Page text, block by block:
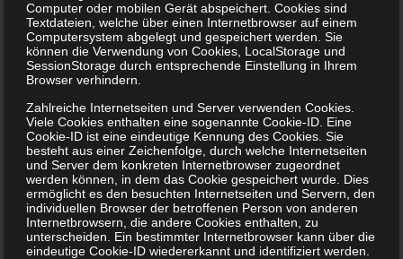
Computer oder mobilen Gerät abspeichert. Cookies sind
Textdateien, welche über einen Internetbrowser auf einem
Computersystem abgelegt und gespeichert werden. Sie
können die Verwendung von Cookies, LocalStorage und
SessionStorage durch entsprechende Einstellung in Ihrem
Browser verhindern.
Zahlreiche Internetseiten und Server verwenden Cookies.
Viele Cookies enthalten eine sogenannte Cookie-ID. Eine
Cookie-ID ist eine eindeutige Kennung des Cookies. Sie
besteht aus einer Zeichenfolge, durch welche Internetseiten
und Server dem konkreten Internetbrowser zugeordnet
werden können, in dem das Cookie gespeichert wurde. Dies
ermöglicht es den besuchten Internetseiten und Servern, den
individuellen Browser der betroffenen Person von anderen
Internetbrowsern, die andere Cookies enthalten, zu
unterscheiden. Ein bestimmter Internetbrowser kann über die
eindeutige Cookie-ID wiedererkannt und identifiziert werden.